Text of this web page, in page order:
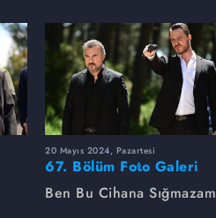
20 Mayıs 2024, Pazartesi
67. Bölüm Foto Galeri
Ben Bu Cihana Sığmazam